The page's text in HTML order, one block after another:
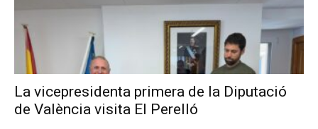
La vicepresidenta primera de la Diputació
de València visita El Perelló